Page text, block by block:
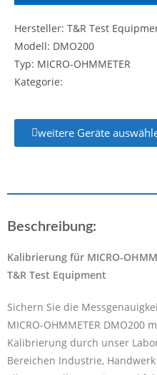
Hersteller: T&R Test
Modell: DMO200
Typ: MICRO-OHMMETER
Kategorie:
weitere Geräte
Beschreibung:
Kalibrierung für MICRO-
T&R Test Equipment
Sichern Sie die
MICRO-OHMMETER DMO200
Kalibrierung durch unser
Bereichen Industrie,